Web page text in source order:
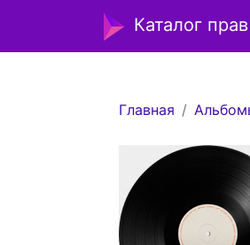
Каталог прав
Главная